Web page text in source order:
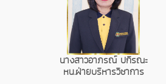
นางสาวอาภรณ์ ปกิรณะ
หน.ฝ่ายบริหารวิชาการ